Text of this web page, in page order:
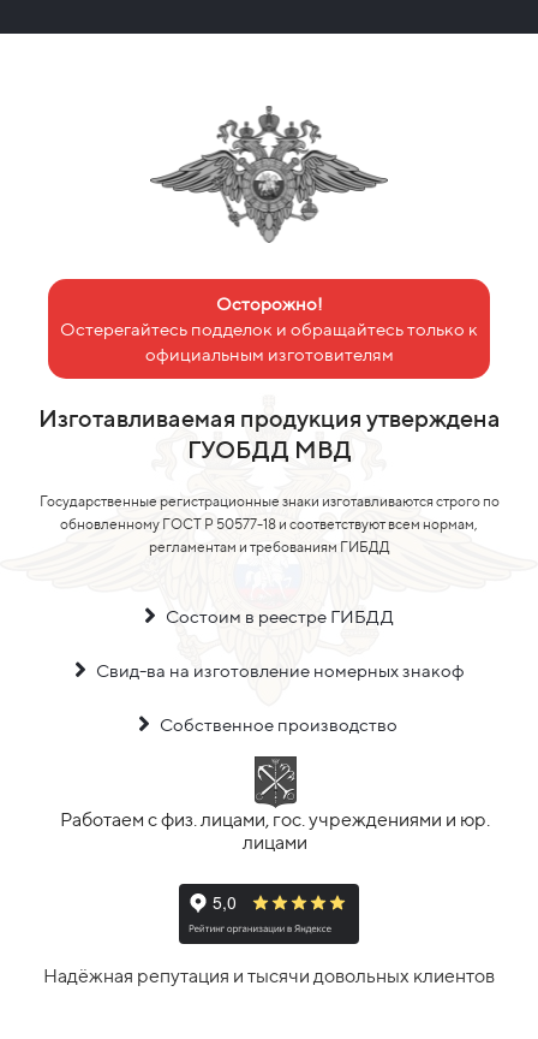
Осторожно!
Остерегайтесь подделок и обращайтесь только к
официальным изготовителям
Изготавливаемая продукция утверждена
ГУОБДД МВД
Государственные регистрационные знаки изготавливаются строго по
обновленному ГОСТ Р 50577-18 и соответствуют всем нормам,
регламентам и требованиям ГИБДД
Состоим в реестре ГИБДД
Свид-ва на изготовление номерных знакоф
Собственное производство
Работаем с физ. лицами, гос. учреждениями и юр.
лицами
Надёжная репутация и тысячи довольных клиентов